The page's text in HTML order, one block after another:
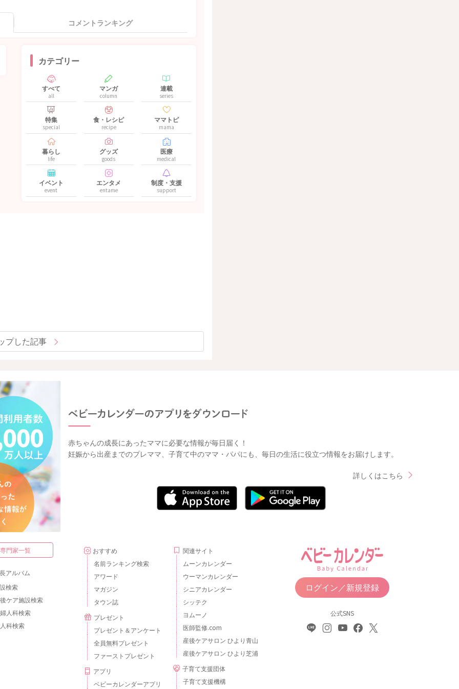
コメントランキング
カテゴリー
すべて
all
マンガ
column
連載
series
特集
special
食・レシピ
recipe
ママトピ
mama
暮らし
life
グッズ
goods
医療
medical
イベント
event
エンタメ
entame
制度・支援
support
プした記事
赤ちゃんの成長にあったママに必要な情報が毎日届く！
妊娠から出産までのプレママ、子育て中のママ・パパにも、毎日の生活に役立つ情報をお届けします。
詳しくはこちら
門家一覧
アルバム
検索
ケア施設検索
人科検索
科検索
おすすめ
名前ランキング検索
アワード
マガジン
タウン誌
プレゼント
プレゼント＆アンケート
全員無料プレゼント
ファーストプレゼント
アプリ
ベビーカレンダーアプリ
関連サイト
ムーンカレンダー
ウーマンカレンダー
シニアカレンダー
シッテク
ヨムーノ
医師監修.com
産後ケアサロン ひより青山
産後ケアサロン ひより芝浦
子育て支援団体
子育て支援機構
ログイン／新規登録
公式SNS